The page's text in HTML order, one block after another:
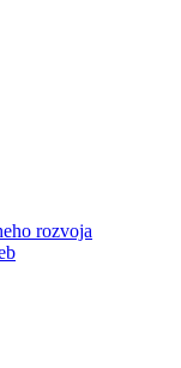
rozvoja